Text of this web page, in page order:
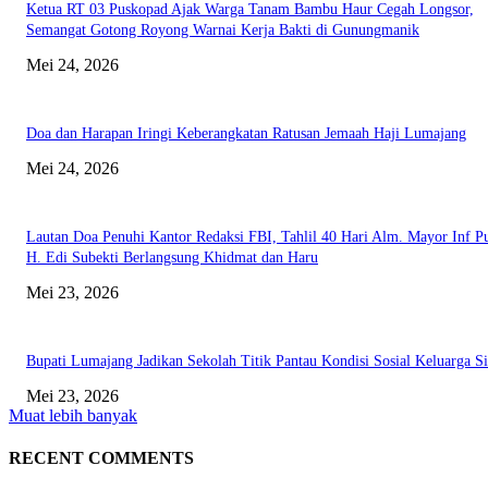
Ketua RT 03 Puskopad Ajak Warga Tanam Bambu Haur Cegah Longsor,
Semangat Gotong Royong Warnai Kerja Bakti di Gunungmanik
Mei 24, 2026
Doa dan Harapan Iringi Keberangkatan Ratusan Jemaah Haji Lumajang
Mei 24, 2026
Lautan Doa Penuhi Kantor Redaksi FBI, Tahlil 40 Hari Alm. Mayor Inf
H. Edi Subekti Berlangsung Khidmat dan Haru
Mei 23, 2026
Bupati Lumajang Jadikan Sekolah Titik Pantau Kondisi Sosial Keluarga
Mei 23, 2026
Muat lebih banyak
RECENT COMMENTS